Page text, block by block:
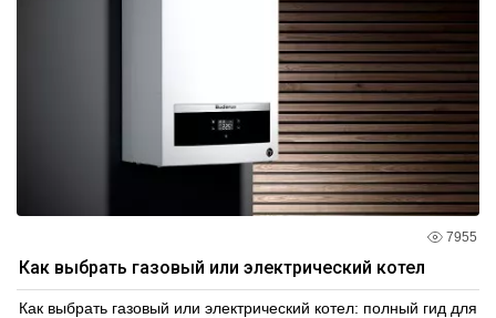
7955
Как выбрать газовый или электрический котел
Как выбрать газовый или электрический котел: полный гид для